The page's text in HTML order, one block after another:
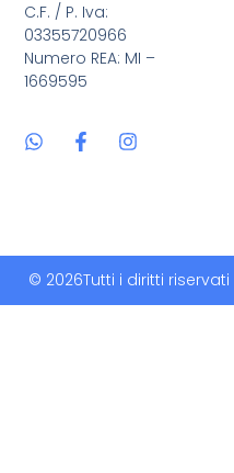
C.F. / P. Iva:
03355720966
Numero REA: MI –
1669595
© 2026Tutti i diritti riservati